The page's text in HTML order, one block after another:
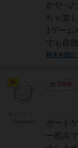
かやっ
ちゃ楽
1ゲーム
でも目
続きを読む
725名
ボード
ー視点